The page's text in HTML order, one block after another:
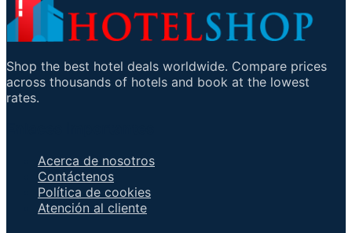
Shop the best hotel deals worldwide. Compare prices
across thousands of hotels and book at the lowest
rates.
Acerca de nosotros
Contáctenos
Política de cookies
Atención al cliente